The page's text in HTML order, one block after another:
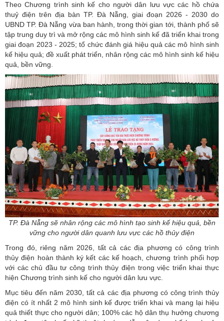
Theo Chương trình sinh kế cho người dân lưu vực các hồ chứa
thuỷ điện trên địa bàn TP. Đà Nẵng, giai đoạn 2026 - 2030 do
UBND TP. Đà Nẵng vừa ban hành, trong thời gian tới, thành phố sẽ
tập trung duy trì và mở rộng các mô hình sinh kế đã triển khai trong
giai đoạn 2023 - 2025; tổ chức đánh giá hiệu quả các mô hình sinh
kế hiệu quả; đề xuất phát triển, nhân rộng các mô hình sinh kế hiệu
quả, bền vững.
TP. Đà Nẵng sẽ nhân rộng các mô hình tạo sinh kế hiệu quả, bền
vững cho người dân quanh lưu vực các hồ thủy điện
Trong đó, riêng năm 2026, tất cả các địa phương có công trình
thủy điện hoàn thành ký kết các kế hoạch, chương trình phối hợp
với các chủ đầu tư công trình thủy điện trong việc triển khai thực
hiện Chương trình sinh kế cho người dân lưu vực.
Mục tiêu đến năm 2030, tất cả các địa phương có công trình thủy
điện có ít nhất 2 mô hình sinh kế được triển khai và mang lại hiệu
quả thiết thực cho người dân; 100% các hộ dân thụ hưởng chương